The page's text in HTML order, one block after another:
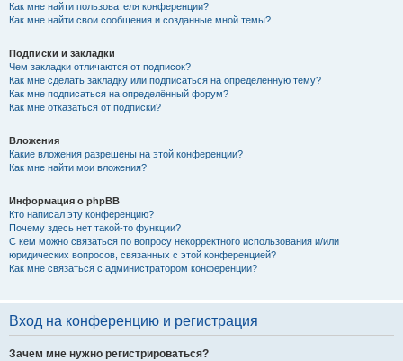
Как мне найти пользователя конференции?
Как мне найти свои сообщения и созданные мной темы?
Подписки и закладки
Чем закладки отличаются от подписок?
Как мне сделать закладку или подписаться на определённую тему?
Как мне подписаться на определённый форум?
Как мне отказаться от подписки?
Вложения
Какие вложения разрешены на этой конференции?
Как мне найти мои вложения?
Информация о phpBB
Кто написал эту конференцию?
Почему здесь нет такой-то функции?
С кем можно связаться по вопросу некорректного использования и/или
юридических вопросов, связанных с этой конференцией?
Как мне связаться с администратором конференции?
Вход на конференцию и регистрация
Зачем мне нужно регистрироваться?